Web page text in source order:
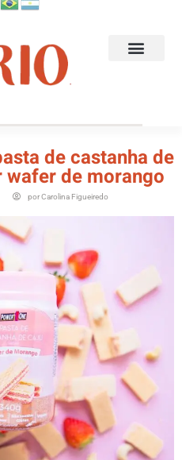
de castanha de
de morango
porCarolina Figueiredo